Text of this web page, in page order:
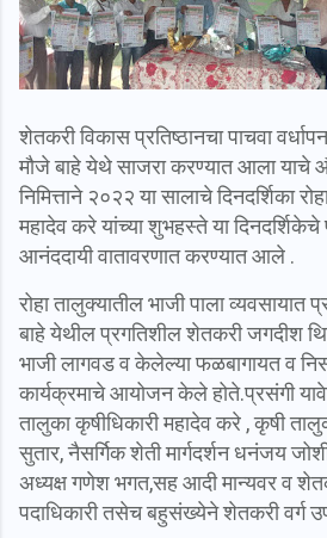
शेतकरी विकास प्रतिष्ठानचा पाचवा
मौजे बाहे येथे साजरा करण्यात आला याचे
निमित्ताने २०२२ या सालाचे दिनदर्शिका
महादेव करे यांच्या शुभहस्ते या
आनंददायी वातावरणात करण्यात आले .
रोहा तालुक्यातील भाजी पाला
बाहे येथील प्रगतिशील शेतकरी जगदीश
भाजी लागवड व केलेल्या फळबागायत व
कार्यक्रमाचे आयोजन केले होते.प्रसंगी
तालुका कृषीधिकारी महादेव करे , कृषी
सुतार, नैसर्गिक शेती मार्गदर्शन धनंजय
अध्यक्ष गणेश भगत,सह आदी मान्यवर व
पदाधिकारी तसेच बहुसंख्येने शेतकरी वर्ग